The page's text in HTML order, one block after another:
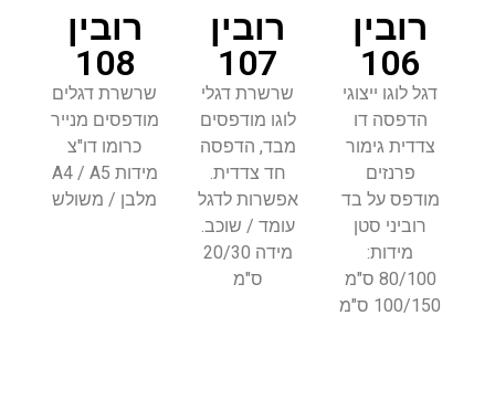
רובין
106
דגל לוגו ייצוגי
הדפסה דו
צדדית גימור
פרנזים
מודפס על בד
רוביני סטן
מידות:
80/100 ס"מ
100/150 ס"מ
רובין
107
שרשרת דגלי
לוגו מודפסים
מבד, הדפסה
חד צדדית.
אפשרות לדגל
עומד / שוכב.
מידה 20/30
ס"מ
רובין
108
שרשרת דגלים
מודפסים מנייר
כרומו דו"צ
מידות A4 / A5
מלבן / משולש